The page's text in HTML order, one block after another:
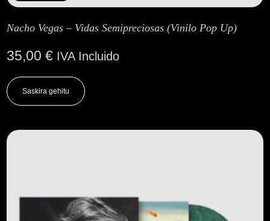
Nacho Vegas – Vidas Semipreciosas (Vinilo Pop Up)
35,00€ IVA Incluido
Saskira gehitu